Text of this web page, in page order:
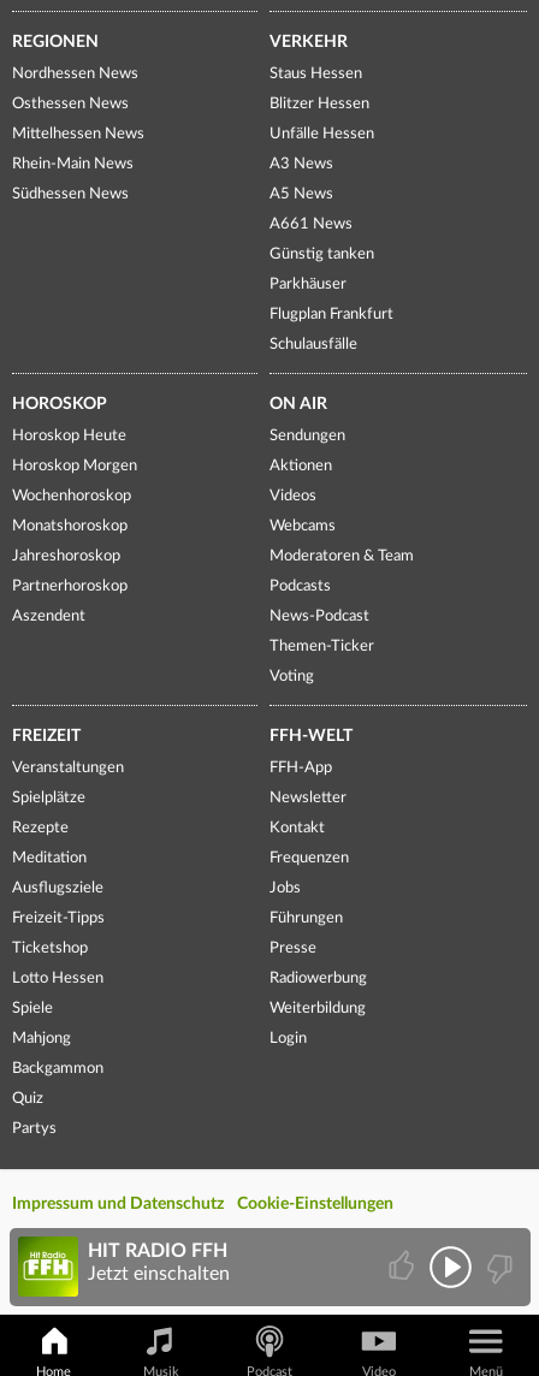
REGIONEN
Nordhessen News
Osthessen News
Mittelhessen News
Rhein-Main News
Südhessen News
VERKEHR
Staus Hessen
Blitzer Hessen
Unfälle Hessen
A3 News
A5 News
A661 News
Günstig tanken
Parkhäuser
Flugplan Frankfurt
Schulausfälle
HOROSKOP
Horoskop Heute
Horoskop Morgen
Wochenhoroskop
Monatshoroskop
Jahreshoroskop
Partnerhoroskop
Aszendent
ON AIR
Sendungen
Aktionen
Videos
Webcams
Moderatoren & Team
Podcasts
News-Podcast
Themen-Ticker
Voting
FREIZEIT
Veranstaltungen
Spielplätze
Rezepte
Meditation
Ausflugsziele
Freizeit-Tipps
Ticketshop
Lotto Hessen
Spiele
Mahjong
Backgammon
Quiz
Partys
FFH-WELT
FFH-App
Newsletter
Kontakt
Frequenzen
Jobs
Führungen
Presse
Radiowerbung
Weiterbildung
Login
Impressum und Datenschutz Cookie-Einstellungen
Home Musik Podcast Video Menü
HIT RADIO FFH
Jetzt einschalten